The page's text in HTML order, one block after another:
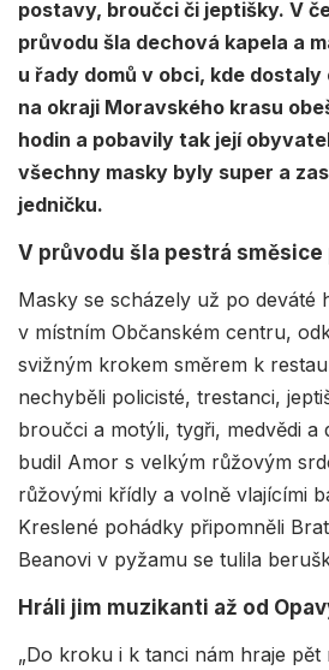
postavy, broučci či jeptišky. V
průvodu šla dechová kapela a
u řady domů v obci, kde
na okraji Moravského krasu
hodin a pobavily tak její
všechny masky byly super a
jedničku.
V průvodu šla pestrá
Masky se scházely už po deváté
v místním Občanském centru,
svižným krokem směrem k
nechyběli policisté, trestanci,
broučci a motýli, tygři, medvědi a
budil Amor s velkým růžovým
růžovými křídly a volně vlajícími
Kreslené pohádky připomněli
Beanovi v pyžamu se tulila
Hráli jim muzikanti až od
„Do kroku i k tanci nám hraje pět